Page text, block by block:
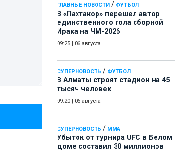
ГЛАВНЫЕ НОВОСТИ / ФУТБОЛ
В «Пахтакор» перешел автор
единственного гола сборной
Ирака на ЧМ-2026
09:25 06 августа
СУПЕРНОВОСТЬ / ФУТБОЛ
В Алматы строят стадион на 45
тысяч человек
09:20 06 августа
СУПЕРНОВОСТЬ / ММА
Убыток от турнира UFC в Белом
доме составил 30 миллионов